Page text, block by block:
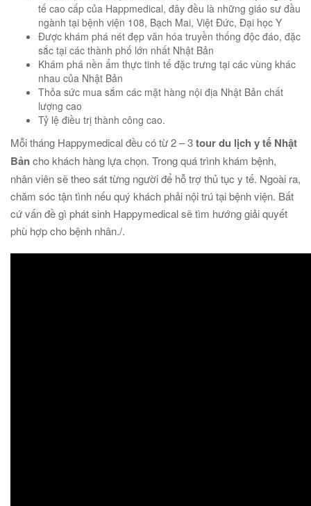
tế cao cấp của Happmedical, đây đều là những giáo sư đầu
ngành tại bệnh viện 108, Bạch Mai, Việt Đức, Đại học Y
Được khám phá nét đẹp văn hóa truyền thống độc đáo, đặc
sắc tại các thành phố lớn nhất Nhật Bản
Khám phá nền ẩm thực tinh tế đặc trưng tại các vùng khác
nhau của Nhật Bản
Thỏa sức mua sắm các mặt hàng nội địa Nhật Bản chất
lượng cao
Tỷ lệ điều trị thành công cao.
Mỗi tháng Happymedical đều có từ 2 – 3tour du lịch y tế Nhật
Bảncho khách hàng lựa chọn. Trong quá trình khám bệnh,
nhân viên sẽ theo sát từng người để hỗ trợ thủ tục y tế. Ngoài ra,
chăm sóc tận tình nếu quý khách phải nội trú tại bệnh viện. Bất
cứ vấn đề gì phát sinh Happymedical sẽ tìm hướng giải quyết
phù hợp cho bệnh nhân./.